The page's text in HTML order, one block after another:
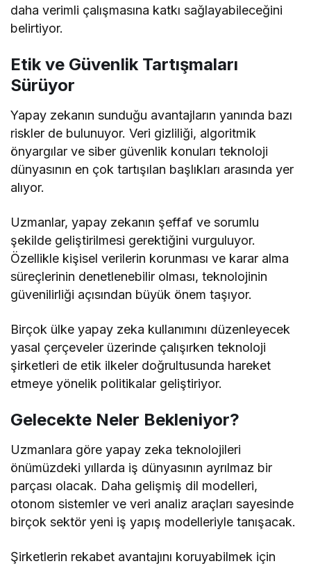
daha verimli çalışmasına katkı sağlayabileceğini
belirtiyor.
Etik ve Güvenlik Tartışmaları
Sürüyor
Yapay zekanın sunduğu avantajların yanında bazı
riskler de bulunuyor. Veri gizliliği, algoritmik
önyargılar ve siber güvenlik konuları teknoloji
dünyasının en çok tartışılan başlıkları arasında yer
alıyor.
Uzmanlar, yapay zekanın şeffaf ve sorumlu
şekilde geliştirilmesi gerektiğini vurguluyor.
Özellikle kişisel verilerin korunması ve karar alma
süreçlerinin denetlenebilir olması, teknolojinin
güvenilirliği açısından büyük önem taşıyor.
Birçok ülke yapay zeka kullanımını düzenleyecek
yasal çerçeveler üzerinde çalışırken teknoloji
şirketleri de etik ilkeler doğrultusunda hareket
etmeye yönelik politikalar geliştiriyor.
Gelecekte Neler Bekleniyor?
Uzmanlara göre yapay zeka teknolojileri
önümüzdeki yıllarda iş dünyasının ayrılmaz bir
parçası olacak. Daha gelişmiş dil modelleri,
otonom sistemler ve veri analiz araçları sayesinde
birçok sektör yeni iş yapış modelleriyle tanışacak.
Şirketlerin rekabet avantajını koruyabilmek için